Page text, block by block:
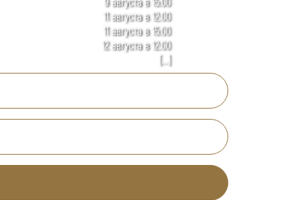
11 августа в 12:00
11 августа в 15:00
12 августа в 12:00
[...]